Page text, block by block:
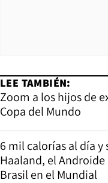
LEE TAMBIÉN:
Zoom a los hijos de
Copa del Mundo
6 mil calorías al día y
Haaland, el
Brasil en el Mundial